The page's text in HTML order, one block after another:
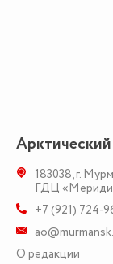
183038,г.
ГДЦ
+7 (921) 724-
О редакции